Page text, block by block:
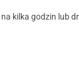
kilka godzin lub